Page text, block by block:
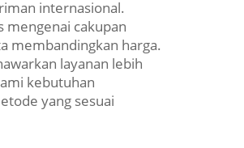
internasional.
mengenai cakupan
membandingkan harga.
layanan lebih
kebutuhan
yang sesuai